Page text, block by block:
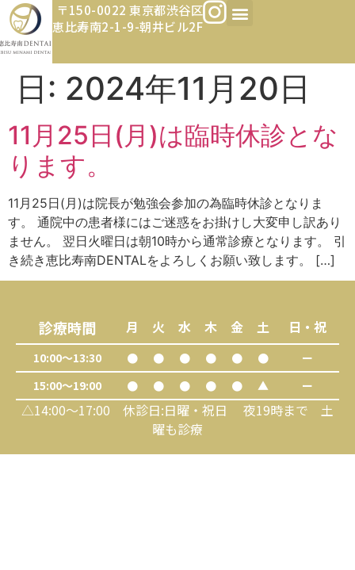
〒150-0022 東京都渋谷区
恵比寿南2-1-9-朝井ビル2F
日: 2024年11月20日
11月25日(月)は臨時休診とな
ります。
11月25日(月)は院長が勉強会参加の為臨時休診となりま
す。 通院中の患者様にはご迷惑をお掛けし大変申し訳あり
ません。 翌日火曜日は朝10時から通常診療となります。 引
き続き恵比寿南DENTALをよろしくお願い致します。 […]
診療時間 月 火 水 木 金 土 日・祝
10:00～13:30 ● ● ● ● ● ●
ー
15:00～19:00
● ● ● ● ● ▲ ー
△14:00～17:00 休診日:日曜・祝日 夜19時まで 土
曜も診療